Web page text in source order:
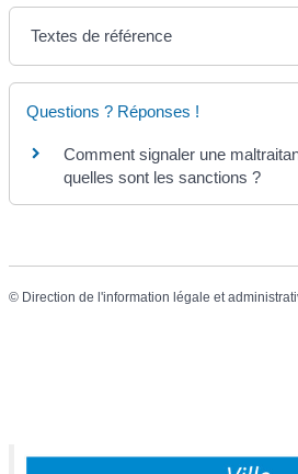
Textes de référence
Questions ? Réponses !
Comment signaler une
quelles sont les sanctions ?
© Direction de l'information légale et